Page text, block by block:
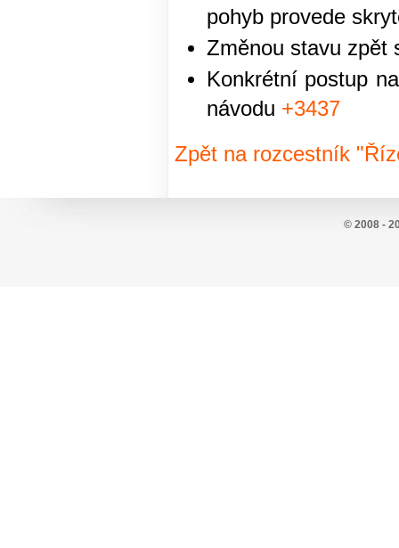
pohyb provede
Změnou stavu zpět
Konkrétní postup
návodu +3437
Zpět na rozcestník
© 2008 -